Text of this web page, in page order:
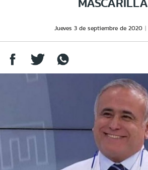
Jueves 3 de septiembre de 2020